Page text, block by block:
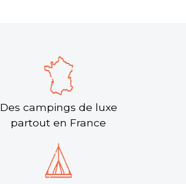
Des campings de luxe
partout en France